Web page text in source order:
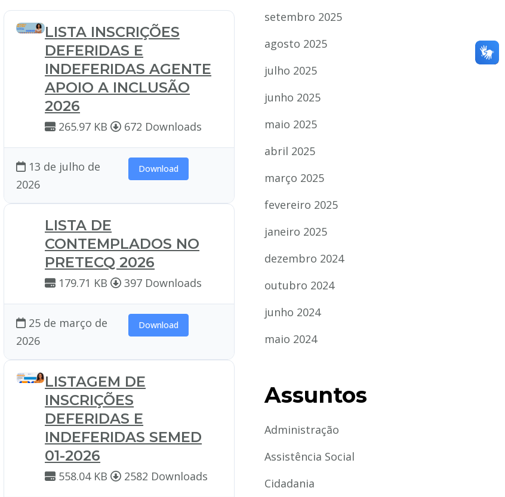
LISTA INSCRIÇÕES
DEFERIDAS E
INDEFERIDAS AGENTE
APOIO A INCLUSÃO
2026
265.97 KB 672 Downloads
13 de julho de
2026
Download
LISTA DE
CONTEMPLADOS NO
PRETECQ 2026
179.71 KB 397 Downloads
25 de março de
2026
Download
LISTAGEM DE
INSCRIÇÕES
DEFERIDAS E
INDEFERIDAS SEMED
01-2026
558.04 KB 2582 Downloads
setembro 2025
agosto 2025
julho 2025
junho 2025
maio 2025
abril 2025
março 2025
fevereiro 2025
janeiro 2025
dezembro 2024
outubro 2024
junho 2024
maio 2024
Assuntos
Administração
Assistência Social
Cidadania